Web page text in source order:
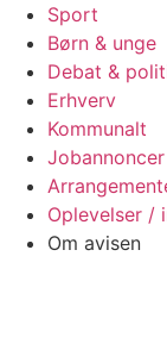
Sport
Børn & unge
Debat &
Erhverv
Kommunalt
Jobannoncer
Oplevelser /
Om avisen